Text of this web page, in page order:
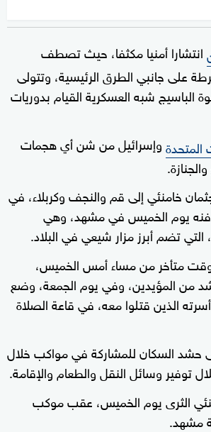
انتشارا أمنيا مكثفا، حيث تصطف
على جانبي الطرق الرئيسية، وتتولى
الباسيج شبه العسكرية القيام بدوريات
المتحدةوإسرائيل من شن أي هجمات
خامنئي إلى قم والنجف وكربلاء، في
دفنه يوم الخميس في مشهد، وهي
تضم أبرز مزار شيعي في البلاد.
متأخر من مساء أمس الخميس،
من المؤيدين، وفي يوم الجمعة، وضع
الذين قتلوا معه، في قاعة الصلاة
حشد السكان للمشاركة في مواكب خلال
توفير وسائل النقل والطعام والإقامة.
الثرى يوم الخميس، عقب موكب
مشهد.